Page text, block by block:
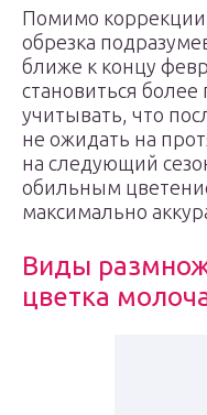
Помимо
обрезка
ближе к концу
становиться
учитывать, что
не ожидать на
на следующий
обильным
максимально
Виды
цветка